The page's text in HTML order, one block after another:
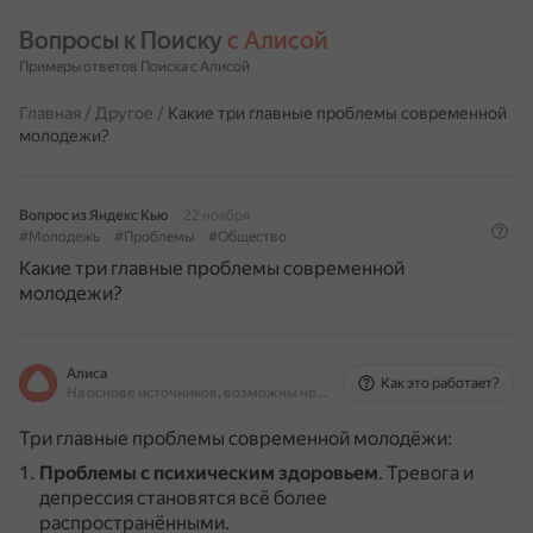
Вопросы к Поиску с Алисой
Примеры ответов Поиска с Алисой
Главная / Другое / Какие три главные проблемы современной
молодежи?
Вопрос из Яндекс Кью
22 ноября
#Молодежь
#Проблемы #Общество
Какие три главные проблемы современной
молодежи?
Алиса
На основе источников, возможны неточности
Как это работает?
Три главные проблемы современной молодёжи:
Проблемы с психическим здоровьем. Тревога и
депрессия становятся всё более
распространёнными.